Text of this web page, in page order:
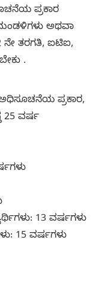
ಪ್ರಕಾರ
ಅಥವಾ
ನೇ ತರಗತಿ, ಐಟಿಐ,
.
ಅಧಿಸೂಚನೆಯ ಪ್ರಕಾರ,
25 ವರ್ಷ
13 ವರ್ಷಗಳು
15 ವರ್ಷಗಳು